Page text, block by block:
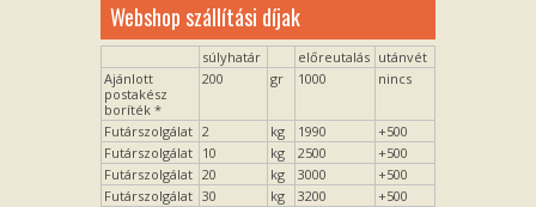
Webshop szállítási díjak
súlyhatár előreutalás utánvét
Ajánlott
postakész
boríték *
200 gr 1000 nincs
Futárszolgálat 2 kg 1990
+500
Futárszolgálat 10 kg 2500
+500
Futárszolgálat 20 kg 3000
+500
Futárszolgálat 30 kg 3200
+500